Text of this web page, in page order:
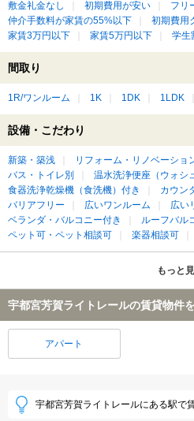
敷金礼金なし 初期費用が安い フリ
仲介手数料が家賃の55%以下
初期費用
家賃3万円以下
家賃5万円以下 学生
間取り
1R/ワンルーム 1K 1DK 1LDK
設備・こだわり
新築・築浅 リフォーム・リノベーショ
バス・トイレ別
温水洗浄便座（ウォシ
食器洗浄乾燥機（食洗機）付き
カウン
バリアフリー
広いワンルーム
広い
ベランダ・バルコニー付き
ルーフバル
ペット可・ペット相談可
楽器相談可
もっと
宇都宮芳賀ライトレールの賃貸物件
アパート
宇都宮芳賀ライトレールにある駅で